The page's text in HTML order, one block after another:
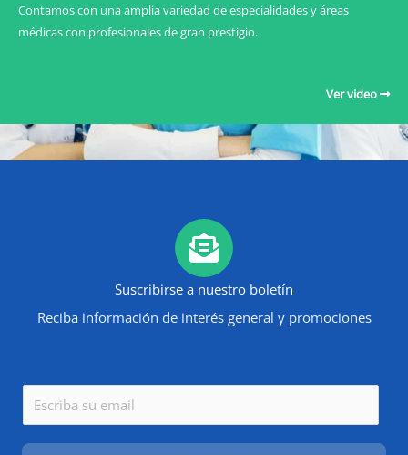
Contamos con una amplia variedad de especialidades y áreas
médicas con profesionales de gran prestigio.
Ver video
Suscribirse a nuestro boletín
Reciba información de interés general y promociones
m
a